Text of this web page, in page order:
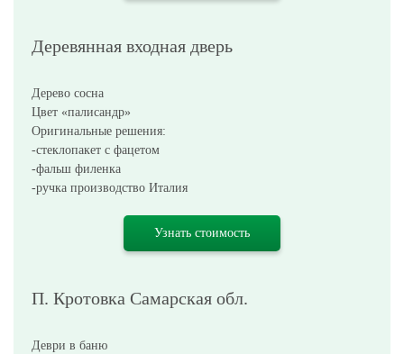
Деревянная входная дверь
Дерево сосна
Цвет «палисандр»
Оригинальные решения:
-стеклопакет с фацетом
-фальш филенка
-ручка производство Италия
Узнать стоимость
П. Кротовка Самарская обл.
Деври в баню